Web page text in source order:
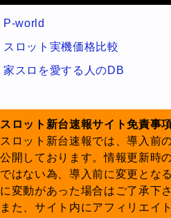
P-world
スロット実機価格比較
家スロを愛する人のDB
スロット新台速報サイト免責事
スロット新台速報では、導入前
公開しております。情報更新時
ではない為、導入前に変更とな
に変動があった場合はご了承下さ
また、サイト内にアフィリエイ